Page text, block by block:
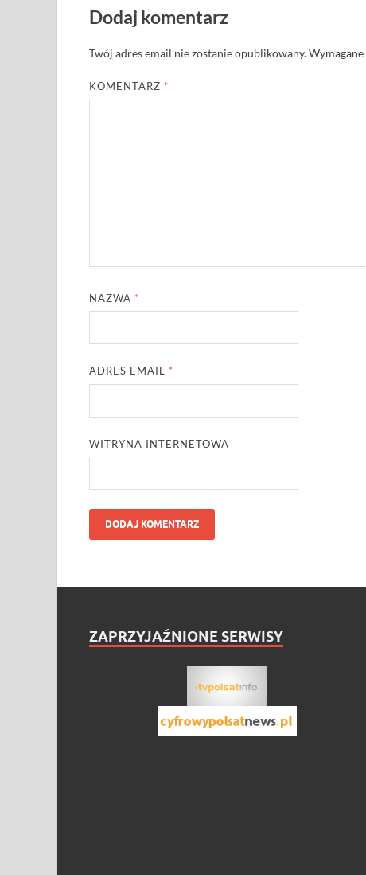
Dodaj komentarz
Twój adres email nie zostanie opublikowany.Wymagane
KOMENTARZ *
NAZWA *
ADRES EMAIL *
WITRYNA INTERNETOWA
ZAPRZYJAŹNIONE SERWISY